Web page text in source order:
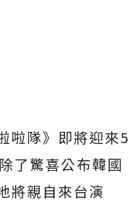
啦隊》即將迎來5
除了驚喜公布韓國
將親自來台演